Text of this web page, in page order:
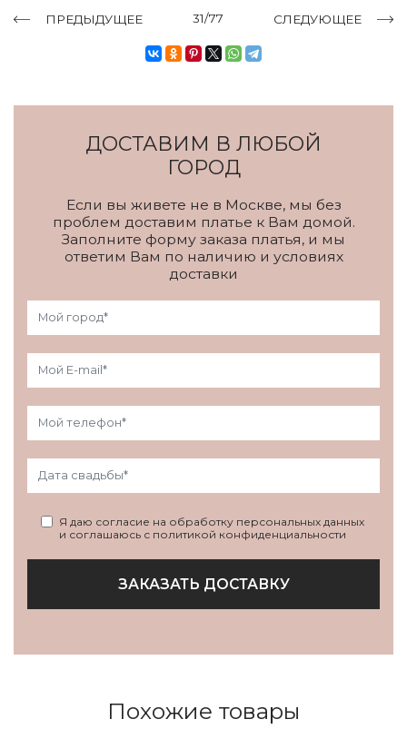
ПРЕДЫДУЩЕЕ 31/77 СЛЕДУЮЩЕЕ
ДОСТАВИМ В ЛЮБОЙ
ГОРОД
Если вы живете не в Москве, мы без
проблем доставим платье к Вам домой.
Заполните форму заказа платья, и мы
ответим Вам по наличию и условиях
доставки
Я даю согласие на обработку персональных данных
и соглашаюсь с политикой конфиденциальности
ЗАКАЗАТЬ ДОСТАВКУ
Похожие товары